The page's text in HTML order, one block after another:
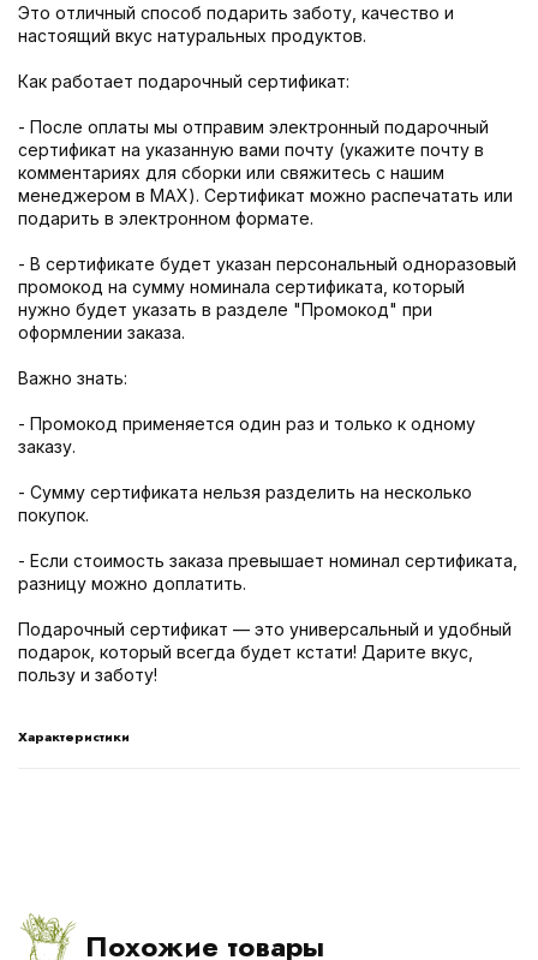
Это отличный способ подарить заботу, качество и
настоящий вкус натуральных продуктов.
Как работает подарочный сертификат:
- После оплаты мы отправим электронный подарочный
сертификат на указанную вами почту (укажите почту в
комментариях для сборки или свяжитесь с нашим
менеджером в MAX). Сертификат можно распечатать или
подарить в электронном формате.
- В сертификате будет указан персональный одноразовый
промокод на сумму номинала сертификата, который
нужно будет указать в разделе "Промокод" при
оформлении заказа.
Важно знать:
- Промокод применяется один раз и только к одному
заказу.
- Сумму сертификата нельзя разделить на несколько
покупок.
- Если стоимость заказа превышает номинал сертификата,
разницу можно доплатить.
Подарочный сертификат — это универсальный и удобный
подарок, который всегда будет кстати! Дарите вкус,
пользу и заботу!
Характеристики
Похожие товары